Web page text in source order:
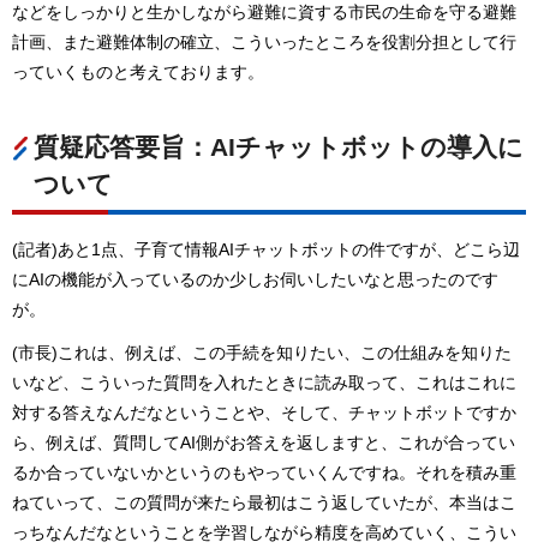
などをしっかりと生かしながら避難に資する市民の生命を守る避難
計画、また避難体制の確立、こういったところを役割分担として行
っていくものと考えております。
質疑応答要旨：AIチャットボットの導入に
ついて
(記者)あと1点、子育て情報AIチャットボットの件ですが、どこら辺
にAIの機能が入っているのか少しお伺いしたいなと思ったのです
が。
(市長)これは、例えば、この手続を知りたい、この仕組みを知りた
いなど、こういった質問を入れたときに読み取って、これはこれに
対する答えなんだなということや、そして、チャットボットですか
ら、例えば、質問してAI側がお答えを返しますと、これが合ってい
るか合っていないかというのもやっていくんですね。それを積み重
ねていって、この質問が来たら最初はこう返していたが、本当はこ
っちなんだなということを学習しながら精度を高めていく、こうい